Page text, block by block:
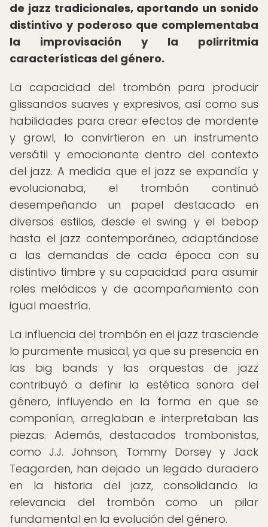
de jazz tradicionales, aportando un sonido
distintivo y poderoso que complementaba
la improvisación y la polirritmia
características del género.
La capacidad del trombón para producir
glissandos suaves y expresivos, así como sus
habilidades para crear efectos de mordente
y growl, lo convirtieron en un instrumento
versátil y emocionante dentro del contexto
del jazz. A medida que el jazz se expandía y
evolucionaba, el trombón continuó
desempeñando un papel destacado en
diversos estilos, desde el swing y el bebop
hasta el jazz contemporáneo, adaptándose
a las demandas de cada época con su
distintivo timbre y su capacidad para asumir
roles melódicos y de acompañamiento con
igual maestría.
La influencia del trombón en el jazz trasciende
lo puramente musical, ya que su presencia en
las big bands y las orquestas de jazz
contribuyó a definir la estética sonora del
género, influyendo en la forma en que se
componían, arreglaban e interpretaban las
piezas. Además, destacados trombonistas,
como J.J. Johnson, Tommy Dorsey y Jack
Teagarden, han dejado un legado duradero
en la historia del jazz, consolidando la
relevancia del trombón como un pilar
fundamental en la evolución del género.